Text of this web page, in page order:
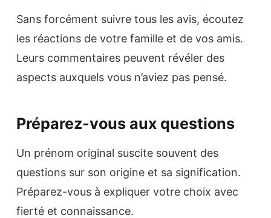
Sans forcément suivre tous les avis, écoutez
les réactions de votre famille et de vos amis.
Leurs commentaires peuvent révéler des
aspects auxquels vous n’aviez pas pensé.
Préparez-vous aux questions
Un prénom original suscite souvent des
questions sur son origine et sa signification.
Préparez-vous à expliquer votre choix avec
fierté et connaissance.